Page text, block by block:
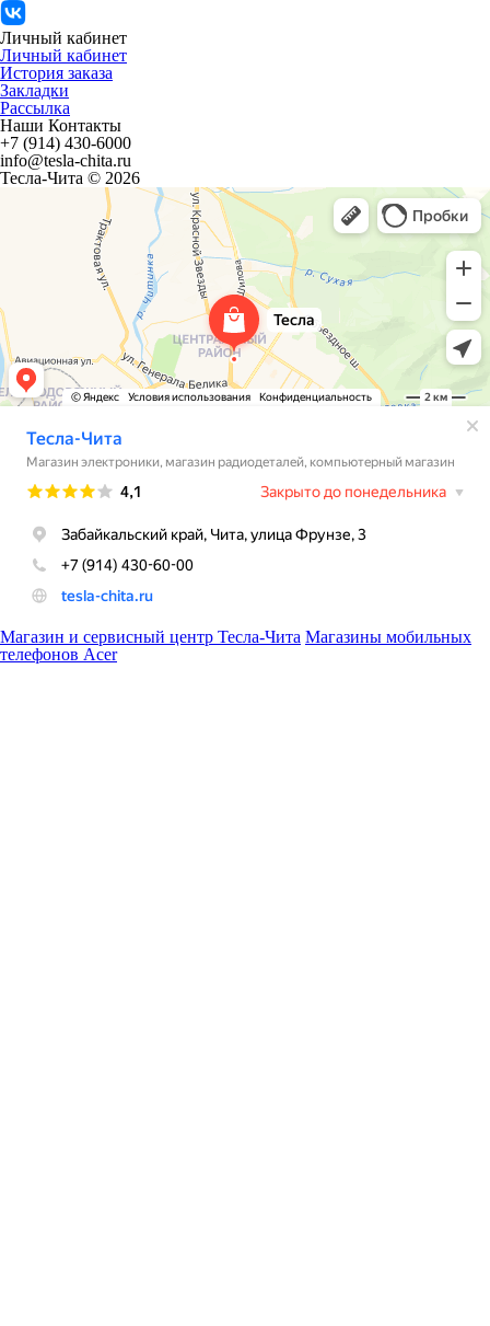
Личный кабинет
Личный кабинет
История заказа
Закладки
Рассылка
Наши Контакты
+7 (914) 430-6000
info@tesla-chita.ru
Тесла-Чита © 2026
Магазин и сервисный центр Тесла-Чита Магазины мобильных
телефонов Acer